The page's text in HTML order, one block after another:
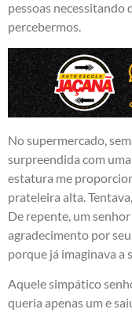
pessoas necessitando
percebermos.
No supermercado,
surpreendida com
estatura me
prateleira alta.
De repente, um
agradecimento por
porque já imaginava a
Aquele simpático
queria apenas um e